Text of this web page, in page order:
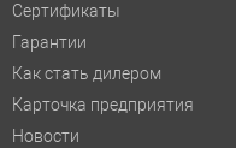
Сертификаты
Гарантии
Как стать дилером
Карточка предприятия
Новости